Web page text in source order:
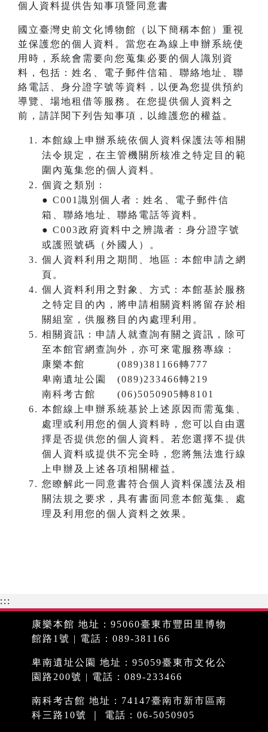
個人資料提供告知事項暨同意書
國立臺灣史前文化博物館（以下簡稱本館）重視
並保護您的個人資料。當您在為線上申辦系統使
用時，系統會需要向您蒐集必要的個人識別資
料，包括：姓名、電子郵件信箱、聯絡地址、聯
絡電話、身分證字號等資料，以便為您提供預約
導覽、場地租借等服務。在您提供個人資料之
前，請詳閱下列告知事項，以維護您的權益。
本館線上申辦系統依個人資料保護法等相關
法令規定，在主管機關所核准之特定目的範
圍內蒐集您的個人資料。
個資之類別：
● C001識別個人者：姓名、電子郵件信
箱、聯絡地址、聯絡電話等資料。
● C003政府資料中之辨識者：身分證字號
或護照號碼（外國人）。
個人資料利用之期間、地區：本館申請之網
頁。
個人資料利用之對象、方式：本館基於服務
之特定目的內，將申請相關資料將留存於相
關組室，供服務目的內處理利用。
相關資訊：申請人就查詢有關之資訊，除可
至本館官網查詢外，亦可來電服務專線：
康樂本館 (089)381166轉777
卑南遺址公園 (089)233466轉219
南科考古館 (06)5050905轉8101
本館線上申辦系統基於上述原因而需蒐集、
處理或利用您的個人資料時，您可以自由選
擇是否提供您的個人資料。若您選擇不提供
個人資料或提供不完全時，您將無法進行線
上申辦及上述各項相關權益。
您瞭解此一同意書符合個人資料保護法及相
關法規之要求，具有書面同意本館蒐集、處
理及利用您的個人資料之效果。
:::
康樂本館 地址：95060臺東市豐田里博物
館路1號 | 電話：089-381166
卑南遺址公園 地址：95059臺東市文化公
園路200號 | 電話：089-233466
南科考古館 地址：74147臺南市新市區南
科三路10號 ｜ 電話：06-5050905